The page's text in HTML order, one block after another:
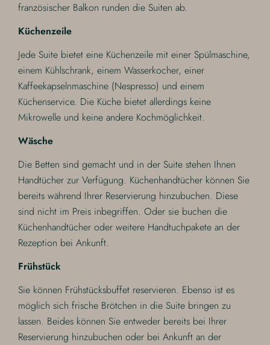
französischer Balkon runden die Suiten ab.
Küchenzeile
Jede Suite bietet eine Küchenzeile mit einer Spülmaschine,
einem Kühlschrank, einem Wasserkocher, einer
Kaffeekapselnmaschine (Nespresso) und einem
Küchenservice. Die Küche bietet allerdings keine
Mikrowelle und keine andere Kochmöglichkeit.
Wäsche
Die Betten sind gemacht und in der Suite stehen Ihnen
Handtücher zur Verfügung. Küchenhandtücher können Sie
bereits während Ihrer Reservierung hinzubuchen. Diese
sind nicht im Preis inbegriffen. Oder sie buchen die
Küchenhandtücher oder weitere Handtuchpakete an der
Rezeption bei Ankunft.
Frühstück
Sie können Frühstücksbuffet reservieren. Ebenso ist es
möglich sich frische Brötchen in die Suite bringen zu
lassen. Beides können Sie entweder bereits bei Ihrer
Reservierung hinzubuchen oder bei Ankunft an der